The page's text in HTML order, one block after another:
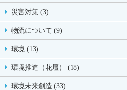
災害対策 (3)
物流について (9)
環境 (13)
環境推進（花壇） (18)
環境未来創造 (33)